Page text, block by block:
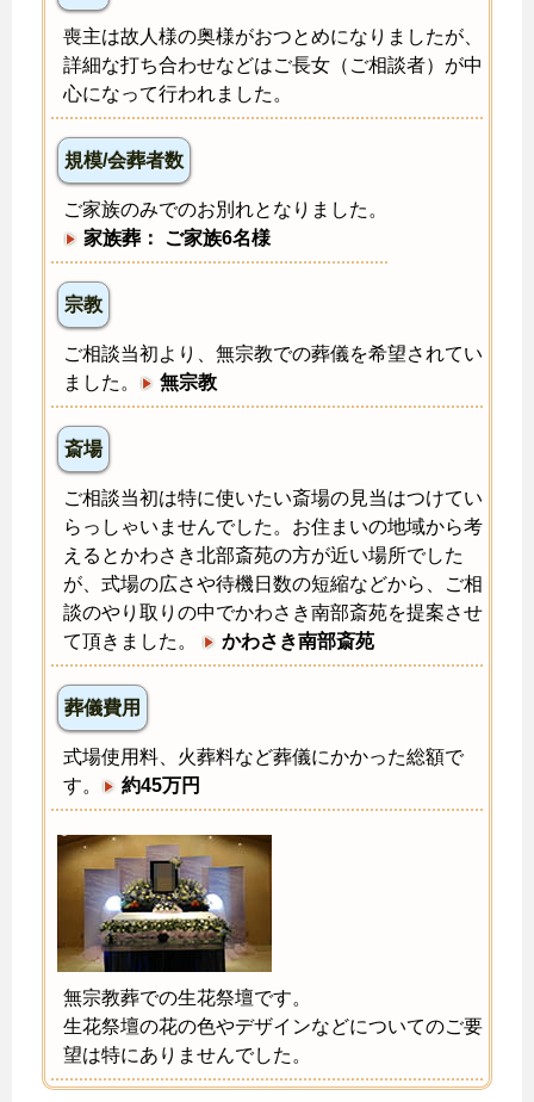
喪主は故人様の奥様がおつとめになりましたが、
詳細な打ち合わせなどはご長女（ご相談者）が中
心になって行われました。
規模/会葬者数
ご家族のみでのお別れとなりました。
家族葬： ご家族6名様
宗教
ご相談当初より、無宗教での葬儀を希望されてい
ました。
無宗教
斎場
ご相談当初は特に使いたい斎場の見当はつけてい
らっしゃいませんでした。お住まいの地域から考
えるとかわさき北部斎苑の方が近い場所でした
が、式場の広さや待機日数の短縮などから、ご相
談のやり取りの中でかわさき南部斎苑を提案させ
て頂きました。
かわさき南部斎苑
葬儀費用
式場使用料、火葬料など葬儀にかかった総額で
す。
約45万円
無宗教葬での生花祭壇です。
生花祭壇の花の色やデザインなどについてのご要
望は特にありませんでした。